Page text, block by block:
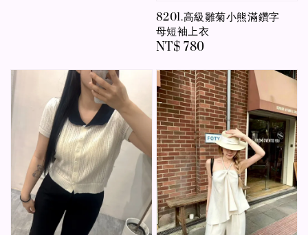
8201.高級雛菊小熊滿鑽字
母短袖上衣
Regular
NT$ 780